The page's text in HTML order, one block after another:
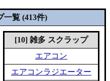
一覧 (413件)
[10] 雑多 スクラップ
エアコン
エアコンラジエーター